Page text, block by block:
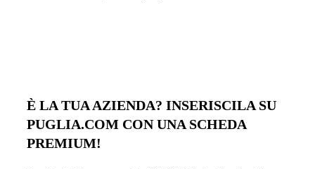
È LA TUA AZIENDA? INSERISCILA SU
PUGLIA.COM CON UNA SCHEDA
PREMIUM!